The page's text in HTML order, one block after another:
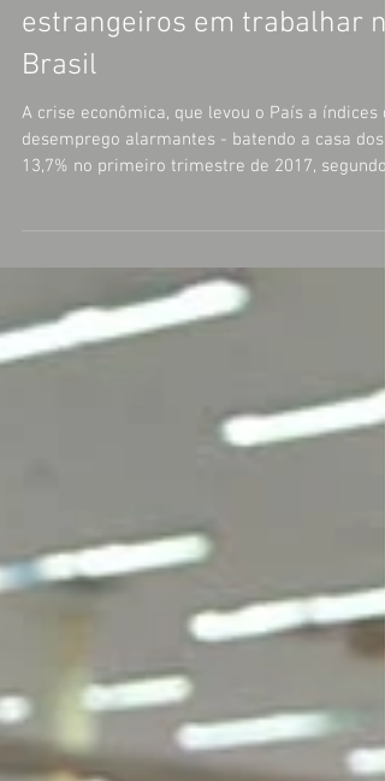
Cresce interesse de
estrangeiros em trabalhar no
Brasil